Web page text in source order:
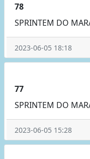
78
SPRINTEM DO
2023-06-05 18:18
77
SPRINTEM DO
2023-06-05 15:28